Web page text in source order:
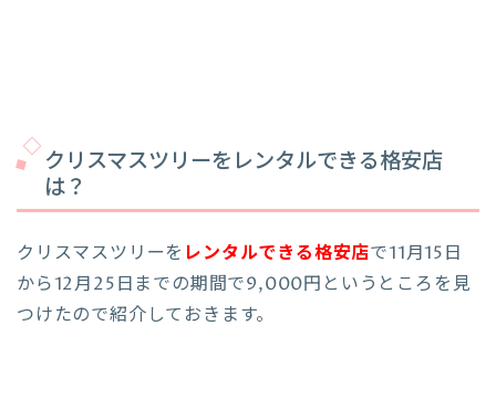
クリスマスツリーをレンタルできる格安店
は？
クリスマスツリーを レンタルできる格安店で11月15日
から12月25日までの期間で9,000円というところを見
つけたので紹介しておきます。